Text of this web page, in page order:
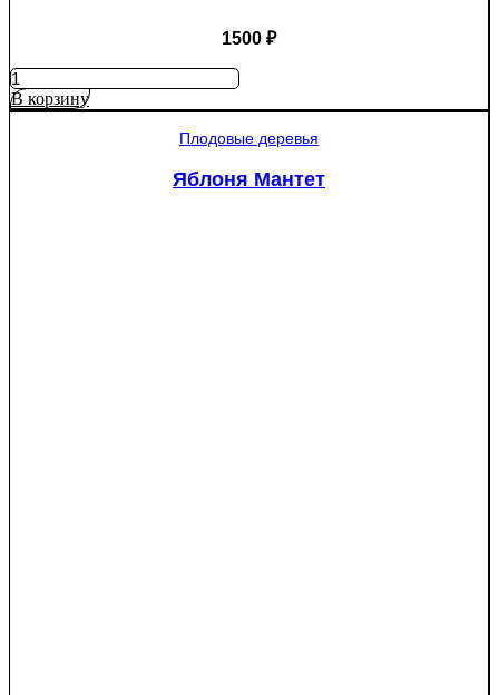
1500 ₽
Количество
товара
Ель
В корзину
Плодовые деревья
Яблоня Мантет